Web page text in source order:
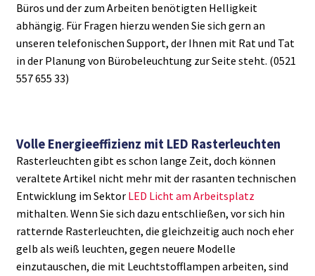
Büros und der zum Arbeiten benötigten Helligkeit
abhängig. Für Fragen hierzu wenden Sie sich gern an
unseren telefonischen Support, der Ihnen mit Rat und Tat
in der Planung von Bürobeleuchtung zur Seite steht. (0521
557 655 33)
Volle Energieeffizienz mit LED Rasterleuchten
Rasterleuchten gibt es schon lange Zeit, doch können
veraltete Artikel nicht mehr mit der rasanten technischen
Entwicklung im Sektor LED Licht am Arbeitsplatz
mithalten. Wenn Sie sich dazu entschließen, vor sich hin
ratternde Rasterleuchten, die gleichzeitig auch noch eher
gelb als weiß leuchten, gegen neuere Modelle
einzutauschen, die mit Leuchtstofflampen arbeiten, sind